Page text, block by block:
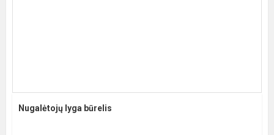
Nugalėtojų lyga būrelis